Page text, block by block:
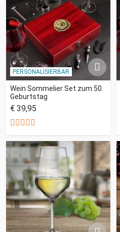
PERSONALISIERBAR
Wein Sommelier Set zum 50.
Geburtstag
€ 39,95